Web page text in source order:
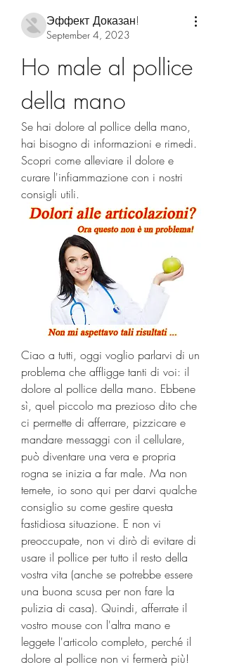
Эффект Доказан!
September 4, 2023
Ho male al pollice
della mano
Se hai dolore al pollice della mano,
hai bisogno di informazioni e rimedi.
Scopri come alleviare il dolore e
curare l'infiammazione con i nostri
consigli utili.
Ciao a tutti, oggi voglio parlarvi di un
problema che affligge tanti di voi: il
dolore al pollice della mano. Ebbene
sì, quel piccolo ma prezioso dito che
ci permette di afferrare, pizzicare e
mandare messaggi con il cellulare,
può diventare una vera e propria
rogna se inizia a far male. Ma non
temete, io sono qui per darvi qualche
consiglio su come gestire questa
fastidiosa situazione. E non vi
preoccupate, non vi dirò di evitare di
usare il pollice per tutto il resto della
vostra vita (anche se potrebbe essere
una buona scusa per non fare la
pulizia di casa). Quindi, afferrate il
vostro mouse con l'altra mano e
leggete l'articolo completo, perché il
dolore al pollice non vi fermerà più!